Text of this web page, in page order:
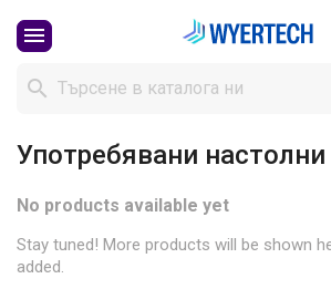


Употребявани
No products available yet
Stay tuned! More products will be shown
added.